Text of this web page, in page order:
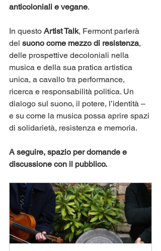
anticoloniali e vegane.
In questo Artist Talk, Fermont parlerà
del suono come mezzo di resistenza,
delle prospettive decoloniali nella
musica e della sua pratica artistica
unica, a cavallo tra performance,
ricerca e responsabilità politica. Un
dialogo sul suono, il potere, l’identità –
e su come la musica possa aprire spazi
di solidarietà, resistenza e memoria.
A seguire, spazio per domande e
discussione con il pubblico.